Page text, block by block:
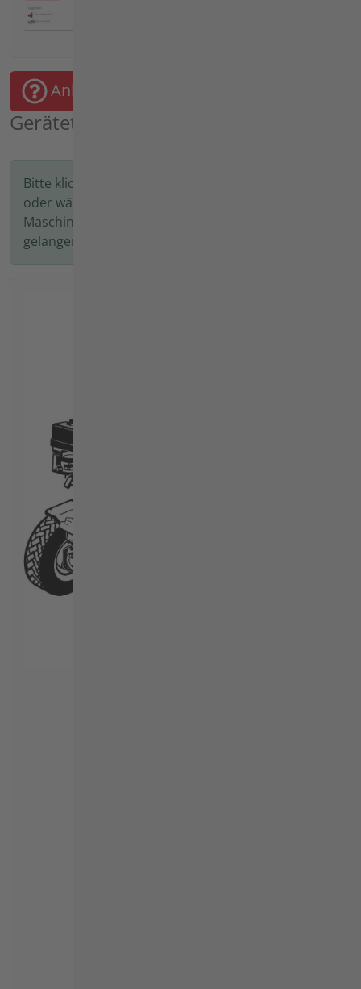
Anleitung starten
Geräteträger
Bitte klicken Sie auf das Bild oder die Bezeichnung
oder wählen Sie auf der linken Seite den
Maschinentyp aus, um in den nächsten Schritt zu
gelangen.